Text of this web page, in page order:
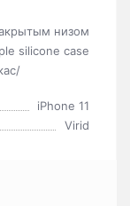
низом
silicone case
iPhone 11
Virid